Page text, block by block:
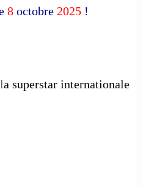
8 octobre 2025 !
a superstar internationale